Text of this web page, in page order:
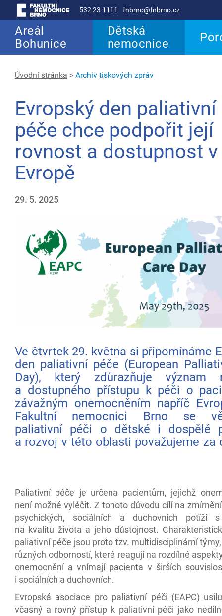
532 23 1111 fnbrno@fnbrno.cz
Areál
Bohunice
Dětská
nemocnice
Úvodní stránka > Archiv tiskových zpráv
Evropský den paliativní
péče chce podpořit její
rovnost a dostupnost v
Evropě
29. 5. 2025
Ve čtvrtek 29. května si připomínáme
den paliativní péče (European
Day), který zdůrazňuje význam
a dostupného přístupu k péči o
závažným onemocněním napříč
Fakultní nemocnici Brno se
paliativní péči o dětské i dospělé
a rozvoj v této oblasti považujeme za
Paliativní péče je určena pacientům, jejichž
není možné vyléčit. Z tohoto důvodu cílí na
psychických, sociálních a duchovních potíží
na kvalitu života a jeho důstojnost.
paliativní péče jsou proto tzv. multidisciplinární
různých odborností, které reagují na rozdílné
onemocnění a vnímají pacienta v širších
i sociálních a duchovních.
Evropská asociace pro paliativní péči (EAPC)
včasný a rovný přístup k paliativní péči jako